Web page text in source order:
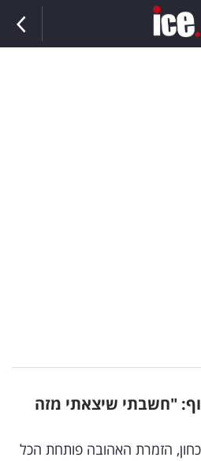
"חשבתי שיצאתי מזה
הזמרת האהובה פותחת הכל